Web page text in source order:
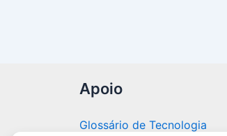
Apoio
Glossário de Tecnologia